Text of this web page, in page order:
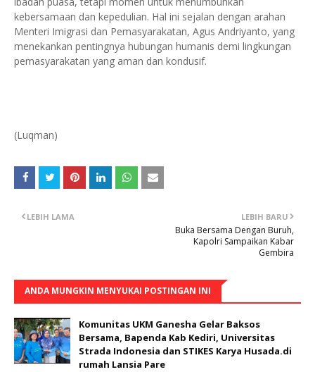
kebersamaan dan kepedulian. Hal ini sejalan dengan arahan
Menteri Imigrasi dan Pemasyarakatan, Agus Andriyanto, yang
menekankan pentingnya hubungan humanis demi lingkungan
pemasyarakatan yang aman dan kondusif.
(Luqman)
LEBIH BARU
Buka Bersama Dengan Buruh,
Kapolri Sampaikan Kabar
Gembira
LEBIH LAMA
ANDA MUNGKIN MENYUKAI POSTINGAN INI
Komunitas UKM Ganesha Gelar Baksos
Bersama, Bapenda Kab Kediri, Universitas
Strada Indonesia dan STIKES Karya Husada.di
rumah Lansia Pare